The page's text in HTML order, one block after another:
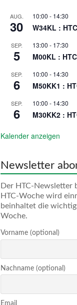
AUG.
30
10:00 - 14:30
W34KL :
SEP.
5
13:00 - 17:30
M00KL :
SEP.
6
10:00 - 14:30
M50KK1 :
SEP.
6
10:00 - 14:30
M30KK2 :
Kalender anzeigen
Newsletter
Der HTC-Newsletter
HTC-Woche wird
beinhaltet die
Woche.
Vorname (optional)
Nachname (optional)